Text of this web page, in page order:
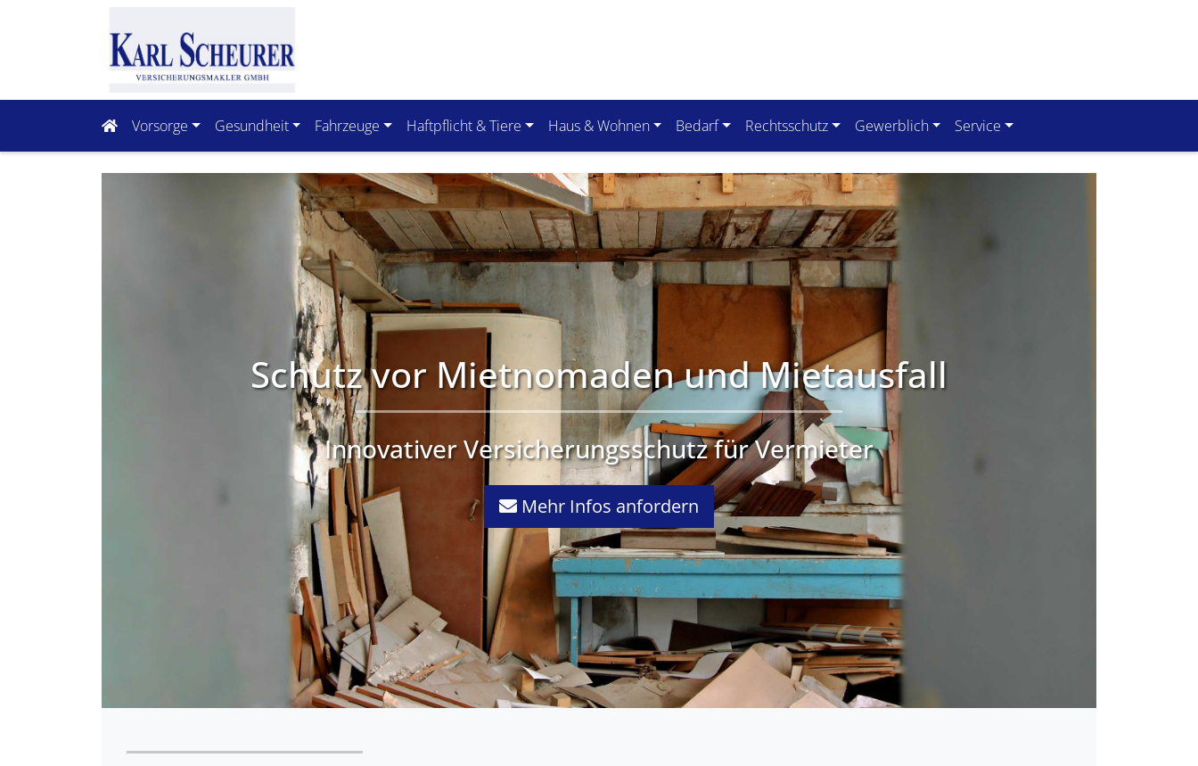
Vorsorge Gesundheit Fahrzeuge Haftpflicht & Tiere Haus & Wohnen Bedarf Rechtsschutz Gewerblich Service
Schutz vor Mietnomaden und Mietausfall
Innovativer Versicherungsschutz für Vermieter
Mehr Infos anfordern